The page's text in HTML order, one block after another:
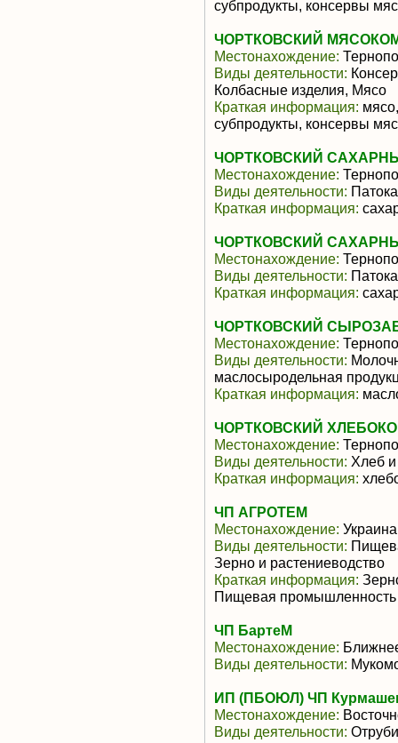
субпродукты, консервы
ЧОРТКОВСКИЙ
Местонахождение:
Виды деятельности:
Колбасные изделия, Мясо
Краткая информация:
субпродукты, консервы
ЧОРТКОВСКИЙ
Местонахождение:
Виды деятельности:
Краткая информация:
ЧОРТКОВСКИЙ
Местонахождение:
Виды деятельности:
Краткая информация:
ЧОРТКОВСКИЙ
Местонахождение:
Виды деятельности:
маслосыродельная
Краткая информация:
ЧОРТКОВСКИЙ
Местонахождение:
Виды деятельности: Хлеб
Краткая информация:
ЧП АГРОТЕМ
Местонахождение: Украина
Виды деятельности:
Зерно и растениеводство
Краткая информация:
Пищевая промышленность
ЧП БартеМ
Местонахождение:
Виды деятельности:
ИП (ПБОЮЛ) ЧП
Местонахождение:
Виды деятельности: